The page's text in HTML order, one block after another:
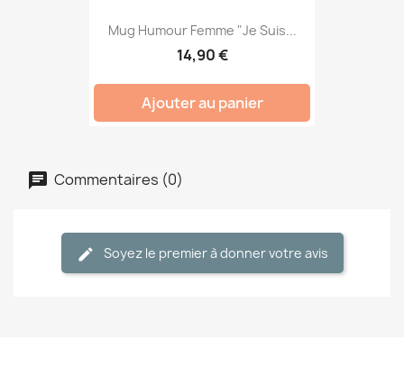
Mug Humour Femme "Je Suis...
14,90 €
Ajouter au panier
Commentaires (0)
Soyez le premier à donner votre avis